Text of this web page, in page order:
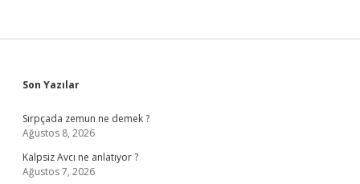
Sidebar
Son Yazılar
Sırpçada zemun ne demek ?
Ağustos 8, 2026
Kalpsiz Avcı ne anlatıyor ?
Ağustos 7, 2026